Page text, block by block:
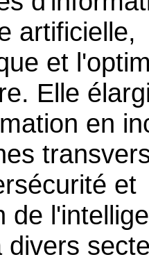
artificielle,
et
Elle
en
et
de
divers